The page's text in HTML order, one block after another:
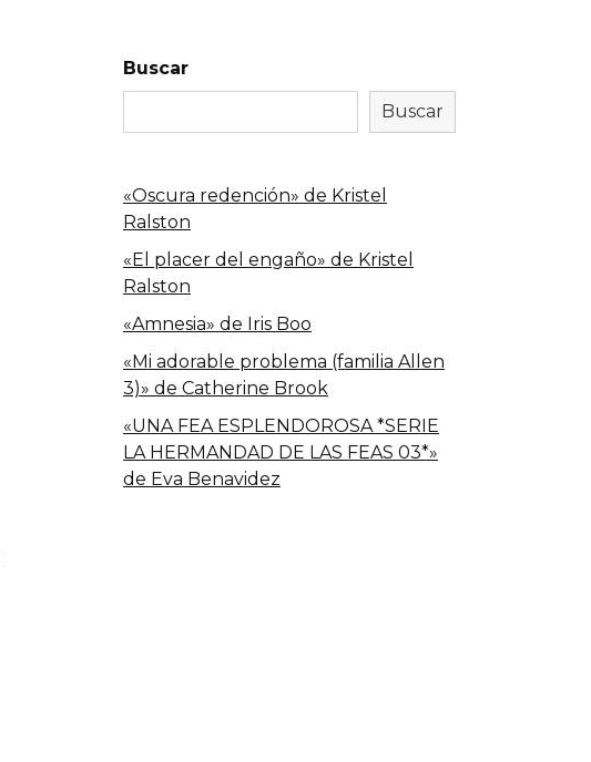
Buscar
Buscar
«Oscura redención» de Kristel
Ralston
«El placer del engaño» de Kristel
Ralston
«Amnesia» de Iris Boo
«Mi adorable problema (familia Allen
3)» de Catherine Brook
«UNA FEA ESPLENDOROSA *SERIE
LA HERMANDAD DE LAS FEAS 03*»
de Eva Benavidez